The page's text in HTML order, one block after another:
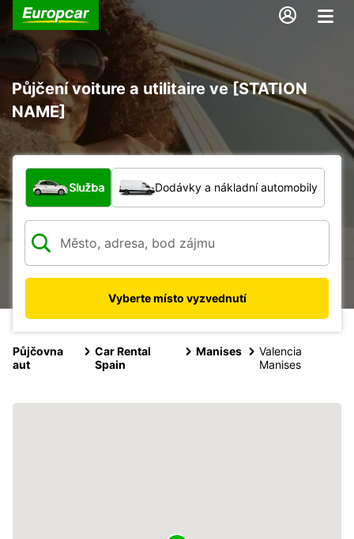
Půjčení voiture a utilitaire ve [STATION
NAME]
Jaký typ vozidla?
Služba Dodávky a nákladní automobily
Vyberte místo vyzvednutí
Půjčovna
aut
Car Rental
Spain
Manises
Valencia
Manises